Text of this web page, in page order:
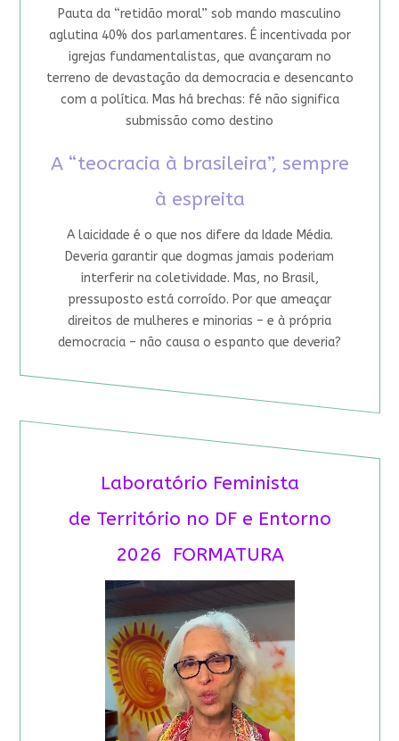
Pauta da “retidão moral” sob mando masculino
aglutina 40% dos parlamentares. É incentivada por
igrejas fundamentalistas, que avançaram no
terreno de devastação da democracia e desencanto
com a política. Mas há brechas: fé não significa
submissão como destino
A “teocracia à brasileira”, sempre
à espreita
A laicidade é o que nos difere da Idade Média.
Deveria garantir que dogmas jamais poderiam
interferir na coletividade. Mas, no Brasil,
pressuposto está corroído. Por que ameaçar
direitos de mulheres e minorias – e à própria
democracia – não causa o espanto que deveria?
Laboratório Feminista
de Território no DF e Entorno
2026 FORMATURA